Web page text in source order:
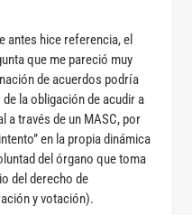
antes hice referencia, el
que me pareció muy
de acuerdos podría
la obligación de acudir a
a través de un MASC, por
en la propia dinámica
del órgano que toma
del derecho de
y votación).